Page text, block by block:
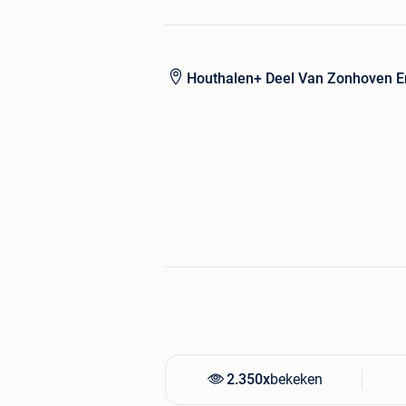
Elektrisch verstelbare buitenspiegels
VERKOOP MET CARPASS
Houthalen+ Deel Van Zonhoven
2.350xbekeken